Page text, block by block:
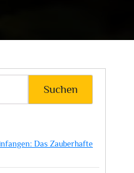
Suchen
Das Zauberhafte